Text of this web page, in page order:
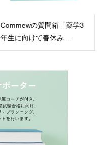
Commewの質問箱「薬学3
年生に向けて春休み...